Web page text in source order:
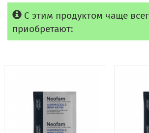
С этим продуктом чаще
приобретают: